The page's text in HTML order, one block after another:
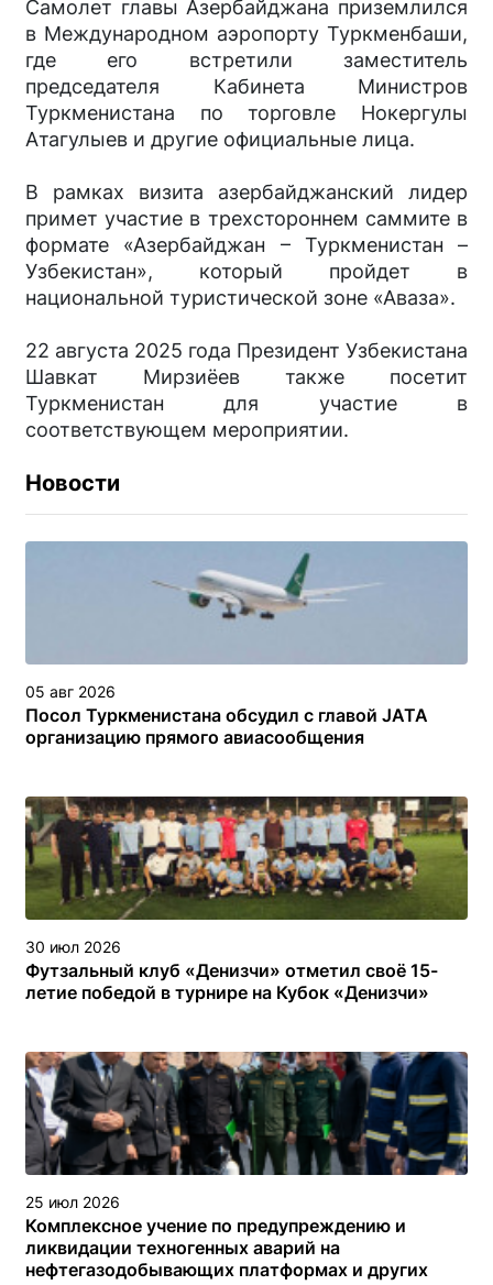
Самолет главы Азербайджана приземлился
в Международном аэропорту Туркменбаши,
где его встретили заместитель
председателя Кабинета Министров
Туркменистана по торговле Нокергулы
Атагулыев и другие официальные лица.
В рамках визита азербайджанский лидер
примет участие в трехстороннем саммите в
формате «Азербайджан – Туркменистан –
Узбекистан», который пройдет в
национальной туристической зоне «Аваза».
22 августа 2025 года Президент Узбекистана
Шавкат Мирзиёев также посетит
Туркменистан для участие в
соответствующем мероприятии.
Новости
05 авг 2026
Посол Туркменистана обсудил с главой JATA
организацию прямого авиасообщения
30 июл 2026
Футзальный клуб «Денизчи» отметил своё 15-
летие победой в турнире на Кубок «Денизчи»
25 июл 2026
Комплексное учение по предупреждению и
ликвидации техногенных аварий на
нефтегазодобывающих платформах и других